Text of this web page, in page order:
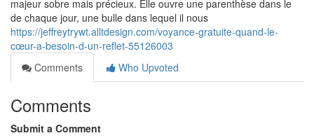
majeur sobre mais précieux. Elle ouvre une parenthèse dans le
de chaque jour, une bulle dans lequel il nous
https://jeffreytrywt.alltdesign.com/voyance-gratuite-quand-le-
cœur-a-besoin-d-un-reflet-55126003
Comments
Who Upvoted
Comments
Submit a Comment